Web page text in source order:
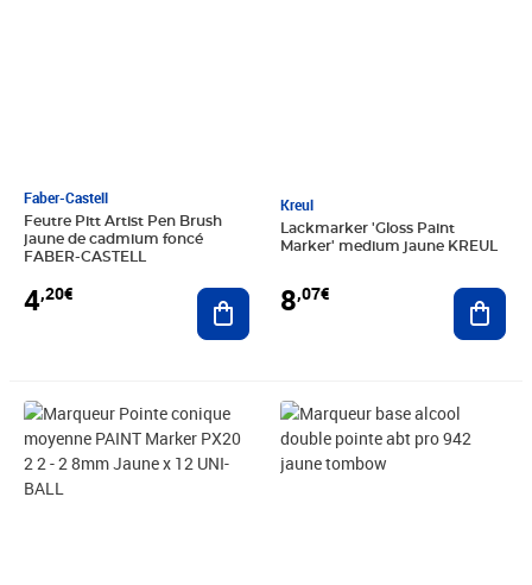
Faber-Castell
Feutre Pitt Artist Pen Brush
jaune de cadmium foncé
FABER-CASTELL
4,20€ Ajouter au panier
Kreul
Lackmarker 'Gloss Paint
Marker' medium jaune KREUL
8,07€
Prix 34,97€ Prix 5,97€